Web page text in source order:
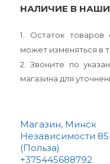
НАЛИЧИЕ В
1. Остаток товаров
может изменяться в
2. Звоните по
магазина для
Магазин, Минск
Независимости
(Польза)
+375445688792